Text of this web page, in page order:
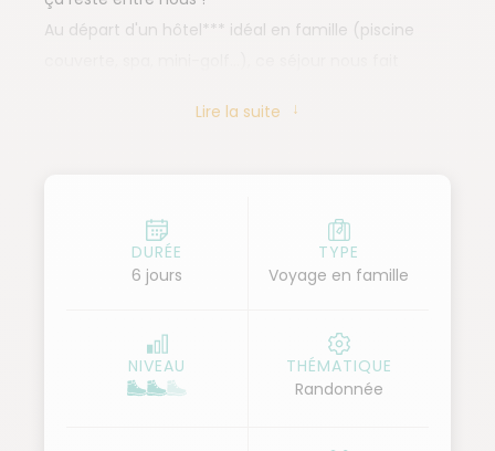
Au départ d'un hôtel*** idéal en famille (piscine
gaves, unique et préservée, qui font depuis
tumultueux, lacs paisibles... Au fil de ces paysages
idylliques, nous observons les marmottes et autres
habitants des lieux. Nous profitons du marché local,
pique-nique aux saveurs 100% pyrénéennes. Puis,
nous partons à l'aventure pour une nuit magique,
lovés sous les étoiles du paisible Val d'Azun. Autant
Lire la suite
DURÉE
6 jours
TYPE
Voyage en famille
NIVEAU
THÉMATIQUE
Randonnée